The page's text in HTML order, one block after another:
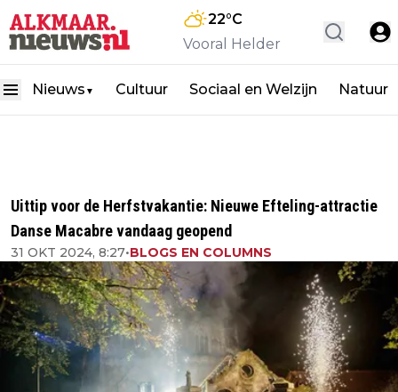
22°C
Vooral Helder
Nieuws ▼ Cultuur Sociaal en Welzijn Natuur
Uittip voor de Herfstvakantie: Nieuwe Efteling-attractie
Danse Macabre vandaag geopend
31 OKT 2024, 8:27•BLOGS EN COLUMNS